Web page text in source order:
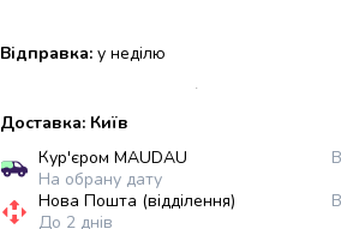
Відправка: у неділю
Доставка: Київ
Кур'єром MAUDAU
На обрану дату
Нова Пошта (відділення)
До 2 днів